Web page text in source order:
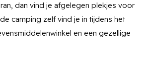
dan vind je afgelegen plekjes voor
camping zelf vind je in tijdens het
en een gezellige